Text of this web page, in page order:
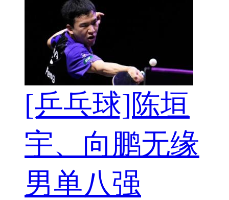
[乒乓球]陈垣
宇、向鹏无缘
男单八强